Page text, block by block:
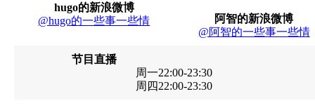
阿智的新浪微博
@阿智的一些事一些情
hugo的新浪微博
@hugo的一些事一些情
节目直播
周一22:00-23:30
周四22:00-23:30